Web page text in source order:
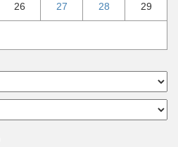
26 27 28 29